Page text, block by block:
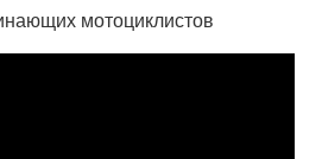
мотоциклистов